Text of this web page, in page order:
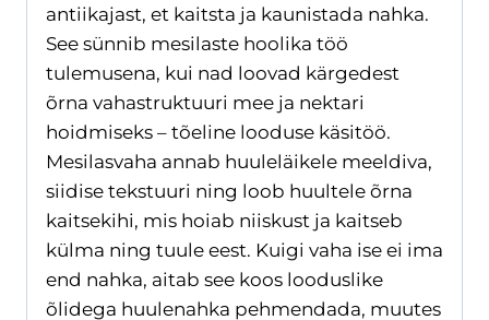
antiikajast, et kaitsta ja kaunistada nahka.
See sünnib mesilaste hoolika töö
tulemusena, kui nad loovad kärgedest
õrna vahastruktuuri mee ja nektari
hoidmiseks – tõeline looduse käsitöö.
Mesilasvaha annab huuleläikele meeldiva,
siidise tekstuuri ning loob huultele õrna
kaitsekihi, mis hoiab niiskust ja kaitseb
külma ning tuule eest. Kuigi vaha ise ei ima
end nahka, aitab see koos looduslike
õlidega huulenahka pehmendada, muutes